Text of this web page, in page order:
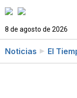
8 de agosto de 2026
Noticias El